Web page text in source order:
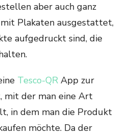
aber auch ganz
Plakaten ausgestattet,
aufgedruckt sind, die
Tesco-QR App zur
der man eine Art
in dem man die Produkt
möchte. Da der